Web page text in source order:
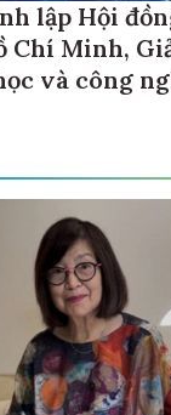
lập Hội
Chí Minh,
và công